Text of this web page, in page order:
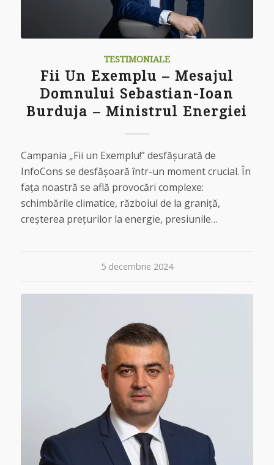
TESTIMONIALE
Fii Un Exemplu – Mesajul
Domnului Sebastian-Ioan
Burduja – Ministrul Energiei
Campania „Fii un Exemplu!” desfășurată de
InfoCons se desfășoară într-un moment crucial. În
fața noastră se află provocări complexe:
schimbările climatice, războiul de la graniță,
creșterea prețurilor la energie, presiunile…
5 decembrie 2024